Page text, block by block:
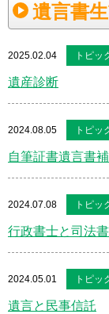
遺言書
2025.02.04 トピッ
遺産診断
2024.08.05 トピッ
自筆証書遺言書
2024.07.08 トピッ
行政書士と司法
2024.05.01 トピッ
遺言と民事信託